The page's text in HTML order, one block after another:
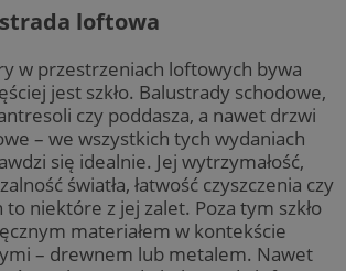
loftowa
w przestrzeniach loftowych bywa
jest szkło. Balustrady schodowe,
czy poddasza, a nawet drzwi
– we wszystkich tych wydaniach
się idealnie. Jej wytrzymałość,
światła, łatwość czyszczenia czy
to niektóre z jej zalet. Poza tym szkło
materiałem w kontekście
– drewnem lub metalem. Nawet